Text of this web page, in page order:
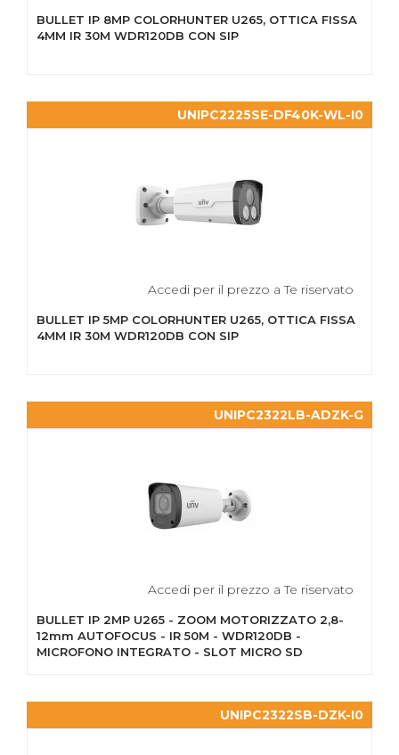
BULLET IP 8MP COLORHUNTER U265, OTTICA FISSA
4MM IR 30M WDR120DB CON SIP
UNIPC2225SE-DF40K-WL-I0
Accedi per il prezzo a Te riservato
BULLET IP 5MP COLORHUNTER U265, OTTICA FISSA
4MM IR 30M WDR120DB CON SIP
UNIPC2322LB-ADZK-G
Accedi per il prezzo a Te riservato
BULLET IP 2MP U265 - ZOOM MOTORIZZATO 2,8-
12mm AUTOFOCUS - IR 50M - WDR120DB -
MICROFONO INTEGRATO - SLOT MICRO SD
UNIPC2322SB-DZK-I0